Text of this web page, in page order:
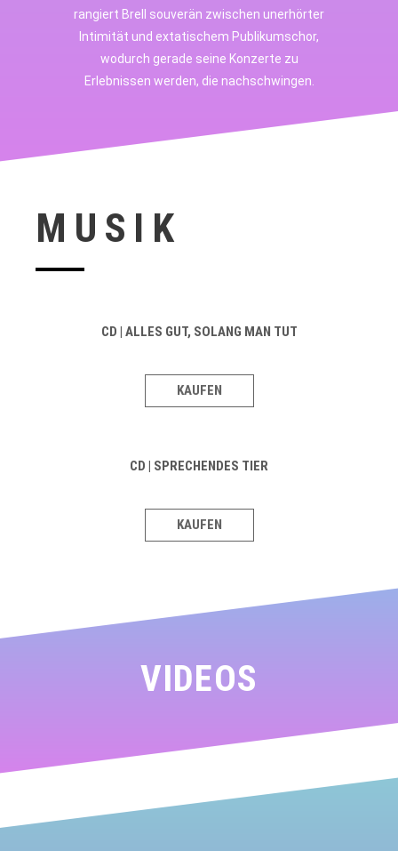
rangiert Brell souverän zwischen unerhörter
Intimität und extatischem Publikumschor,
wodurch gerade seine Konzerte zu
Erlebnissen werden, die nachschwingen.
MUSIK
CD | ALLES GUT, SOLANG MAN TUT
KAUFEN
CD | SPRECHENDES TIER
KAUFEN
VIDEOS